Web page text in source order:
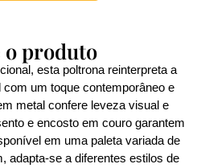
o produto
esta poltrona reinterpreta a
um toque contemporâneo e
metal confere leveza visual e
e encosto em couro garantem
em uma paleta variada de
adapta-se a diferentes estilos de